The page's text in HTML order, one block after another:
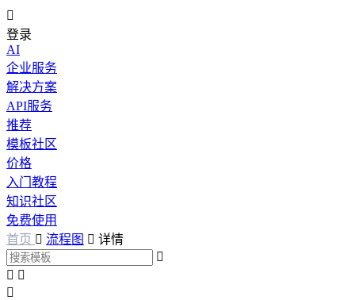

登录
AI
企业服务
解决方案
API服务
推荐
模板社区
价格
入门教程
知识社区
免费使用
首页  流程图  详情

 
